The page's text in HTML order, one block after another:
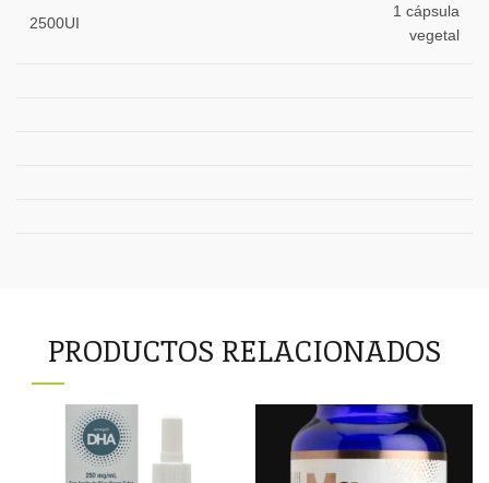
2500UI
1 cápsula
vegetal
PRODUCTOS RELACIONADOS